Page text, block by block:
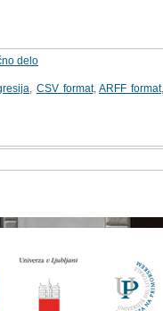
delo
CSV format,ARFF format,